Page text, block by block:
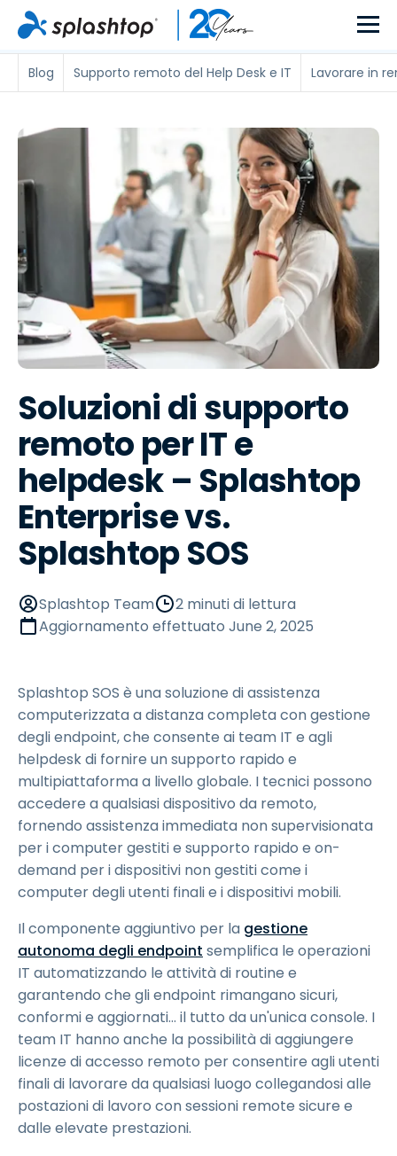
Blog Supporto remoto del Help Desk e IT Lavorare in
Soluzioni di supporto
remoto per IT e
helpdesk – Splashtop
Enterprise vs.
Splashtop SOS
Splashtop Team
2 minuti di lettura
Aggiornamento effettuato June 2, 2025
Splashtop SOS è una soluzione di assistenza
computerizzata a distanza completa con gestione
degli endpoint, che consente ai team IT e agli
helpdesk di fornire un supporto rapido e
multipiattaforma a livello globale. I tecnici possono
accedere a qualsiasi dispositivo da remoto,
fornendo assistenza immediata non supervisionata
per i computer gestiti e supporto rapido e on-
demand per i dispositivi non gestiti come i
computer degli utenti finali e i dispositivi mobili.
Il componente aggiuntivo per la gestione
autonoma degli endpoint semplifica le operazioni
IT automatizzando le attività di routine e
garantendo che gli endpoint rimangano sicuri,
conformi e aggiornati... il tutto da un'unica console. I
team IT hanno anche la possibilità di aggiungere
licenze di accesso remoto per consentire agli utenti
finali di lavorare da qualsiasi luogo collegandosi alle
postazioni di lavoro con sessioni remote sicure e
dalle elevate prestazioni.